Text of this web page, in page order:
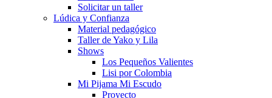
Solicitar un taller
Lúdica y Confianza
Material pedagógico
Taller de Yako y Lila
Shows
Los Pequeños Valientes
Lisi por Colombia
Mi Pijama Mi Escudo
Proyecto